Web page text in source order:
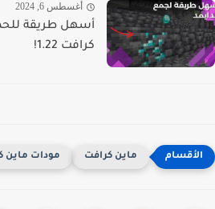
أغسطس 6, 2024
أسهل طريقة
كرافت 1.22!
ماين كرافت مودات ماين